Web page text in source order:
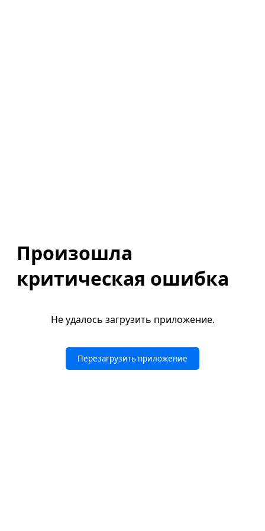
Произошла
критическая ошибка
Не удалось загрузить приложение.
Перезагрузить приложение